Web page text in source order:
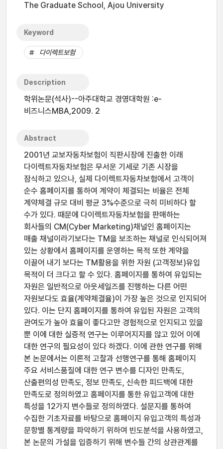
The Graduate School, Ajou University
Keyword
다이렉트보험
Description
학위논문(석사)--아주대학교 경영대학원 :e-
비즈니스MBA,2009. 2
Abstract
2001년 교보자동차보험이 직판시장에 진출한 이래
다이렉트자동차보험은 무서운 기세로 기존 시장을
잠식하고 있으나, 실제 다이렉트자동차보험에서 고객이
순수 홈페이지를 통하여 계약이 체결되는 비율은 전체
계약체결 규모 대비 평균 3%수준으로 극히 미비하다 할
수가 있다. 때문에 다이렉트자동차보험을 판매하는
회사들의 CM(Cyber Marketing)채널인 홈페이지는
매출 채널이라기보다는 TM을 보조하는 채널로 인식되어져
있는 상황에서 홈페이지를 운영하는 목적 또한 계약을
이끌어 내기 보다는 TM활용을 위한 자원 (고객정보)유입
목적이 더 크다고 할 수 있다. 홈페이지를 통하여 유입되는
자원은 일반적으로 아웃세일즈를 진행하는 다른 어떤
자원보다도 효율(계약체결율)이 가장 높은 것으로 인지되어
있다. 이는 단지 홈페이지를 통하여 유입된 자원은 고객의
관여도가 높아 효율이 좋다고만 경험적으로 인지되고 있을
뿐 이에 대한 실증적 연구는 이루어지지를 않고 있어 이에
대한 연구의 필요성이 있다 하겠다. 이에 관한 연구를 위해
본 논문에서는 이론적 고찰과 선행연구를 통해 홈페이지
주요 서비스품질에 대한 연구 변수를 디자인 만족도,
산출편의성 만족도, 정보 만족도, 신속한 피드백에 대한
만족도로 정의하였고 홈페이지를 통한 유입고객에 대한
특성을 12가지 변수들로 정의하였다. 설문지를 통하여
수집한 기초자료를 바탕으로 홈페이지 유입고객의 특성과
문항별 통계량을 파악하기 위하여 빈도분석을 사용하였고,
본 논문의 가설을 입증하기 위해 변수들 간의 상관관계를